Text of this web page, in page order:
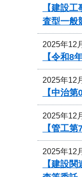
【建設
査型一般
2025年12
【令和8
2025年12
【中治
2025年12
【管工
2025年12
【建設